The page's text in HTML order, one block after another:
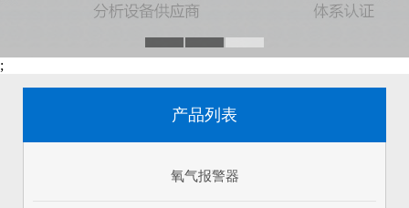
;
产品列表
氧气报警器